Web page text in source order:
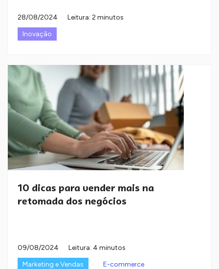
28/08/2024
Leitura: 2 minutos
Inovação
10 dicas para vender mais na
retomada dos negócios
09/08/2024
Leitura: 4 minutos
Marketing e Vendas
E-commerce